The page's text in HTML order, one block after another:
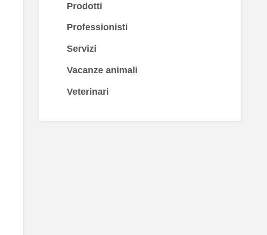
Prodotti
Professionisti
Servizi
Vacanze animali
Veterinari